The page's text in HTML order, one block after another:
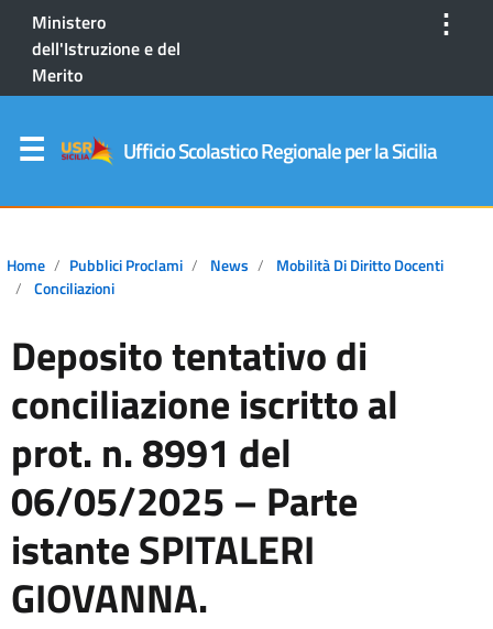
Ministero
dell'Istruzione e del
Merito
⋮
Ufficio Scolastico Regionale per la Sicilia
Home Pubblici Proclami News
Mobilità Di Diritto Docenti
Conciliazioni
Deposito tentativo di
conciliazione iscritto al
prot. n. 8991 del
06/05/2025 – Parte
istante SPITALERI
GIOVANNA.